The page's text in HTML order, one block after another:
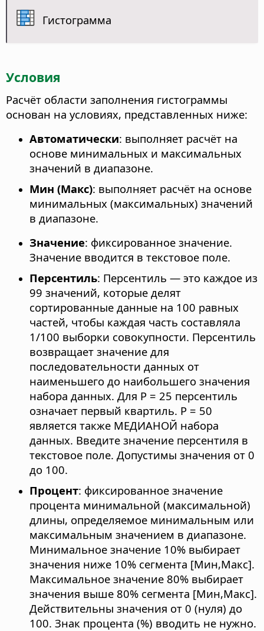
Гистограмма
Условия
Расчёт области заполнения гистограммы
основан на условиях, представленных ниже:
Автоматически: выполняет расчёт на
основе минимальных и максимальных
значений в диапазоне.
Мин (Макс): выполняет расчёт на основе
минимальных (максимальных) значений
в диапазоне.
Значение: фиксированное значение.
Значение вводится в текстовое поле.
Персентиль: Персентиль — это каждое из
99 значений, которые делят
сортированные данные на 100 равных
частей, чтобы каждая часть составляла
1/100 выборки совокупности. Персентиль
возвращает значение для
последовательности данных от
наименьшего до наибольшего значения
набора данных. Для P = 25 персентиль
означает первый квартиль. P = 50
является также МЕДИАНОЙ набора
данных. Введите значение персентиля в
текстовое поле. Допустимы значения от 0
до 100.
Процент: фиксированное значение
процента минимальной (максимальной)
длины, определяемое минимальным или
максимальным значением в диапазоне.
Минимальное значение 10% выбирает
значения ниже 10% сегмента [Мин,Макс].
Максимальное значение 80% выбирает
значения выше 80% сегмента [Мин,Макс].
Действительны значения от 0 (нуля) до
100. Знак процента (%) вводить не нужно.